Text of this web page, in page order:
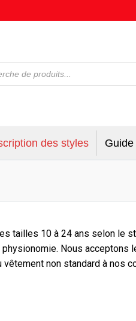
des styles
tailles 10 à 24 ans selon le
Nous
non standard à nos